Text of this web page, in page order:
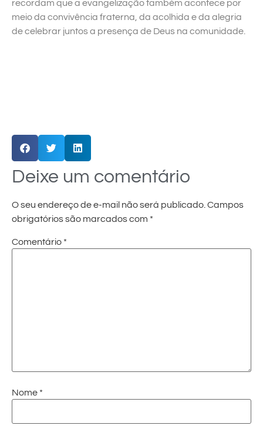
recordam que a evangelização também acontece por
meio da convivência fraterna, da acolhida e da alegria
de celebrar juntos a presença de Deus na comunidade.
Deixe um comentário
O seu endereço de e-mail não será publicado. Campos
obrigatórios são marcados com *
Comentário *
Nome *